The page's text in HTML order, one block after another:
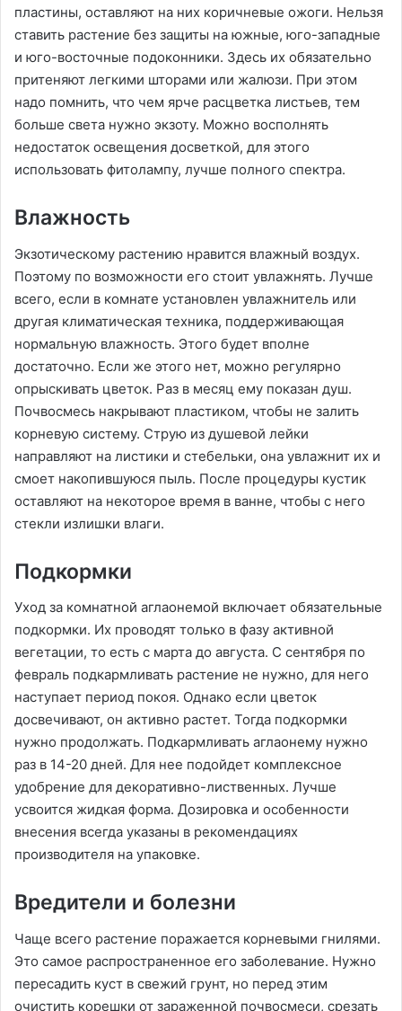
пластины, оставляют на них коричневые ожоги. Нельзя
ставить растение без защиты на южные, юго-западные
и юго-восточные подоконники. Здесь их обязательно
притеняют легкими шторами или жалюзи. При этом
надо помнить, что чем ярче расцветка листьев, тем
больше света нужно экзоту. Можно восполнять
недостаток освещения досветкой, для этого
использовать фитолампу, лучше полного спектра.
Влажность
Экзотическому растению нравится влажный воздух.
Поэтому по возможности его стоит увлажнять. Лучше
всего, если в комнате установлен увлажнитель или
другая климатическая техника, поддерживающая
нормальную влажность. Этого будет вполне
достаточно. Если же этого нет, можно регулярно
опрыскивать цветок. Раз в месяц ему показан душ.
Почвосмесь накрывают пластиком, чтобы не залить
корневую систему. Струю из душевой лейки
направляют на листики и стебельки, она увлажнит их и
смоет накопившуюся пыль. После процедуры кустик
оставляют на некоторое время в ванне, чтобы с него
стекли излишки влаги.
Подкормки
Уход за комнатной аглаонемой включает обязательные
подкормки. Их проводят только в фазу активной
вегетации, то есть с марта до августа. С сентября по
февраль подкармливать растение не нужно, для него
наступает период покоя. Однако если цветок
досвечивают, он активно растет. Тогда подкормки
нужно продолжать. Подкармливать аглаонему нужно
раз в 14-20 дней. Для нее подойдет комплексное
удобрение для декоративно-лиственных. Лучше
усвоится жидкая форма. Дозировка и особенности
внесения всегда указаны в рекомендациях
производителя на упаковке.
Вредители и болезни
Чаще всего растение поражается корневыми гнилями.
Это самое распространенное его заболевание. Нужно
пересадить куст в свежий грунт, но перед этим
очистить корешки от зараженной почвосмеси, срезать